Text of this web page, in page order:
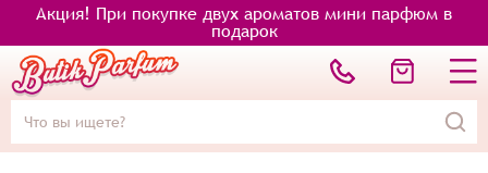
Акция! При покупке двух ароматов мини парфюм в
подарок